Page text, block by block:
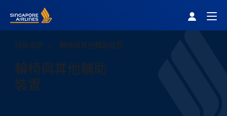
特殊協助 輪椅與其他輔助裝置
輪椅與其他輔助
裝置